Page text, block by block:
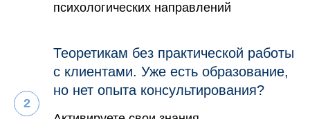
психологических направлений
Теоретикам без практической работы
с клиентами. Уже есть образование,
но нет опыта консультирования?